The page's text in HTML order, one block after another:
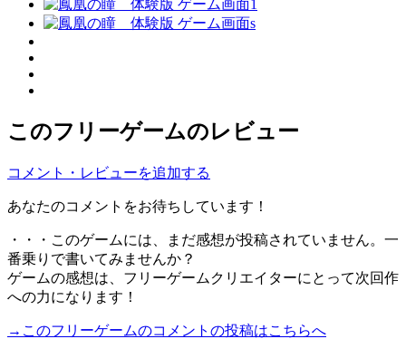
このフリーゲームのレビュー
コメント・レビューを追加する
あなたのコメントをお待ちしています！
・・・このゲームには、まだ感想が投稿されていません。一
番乗りで書いてみませんか？
ゲームの感想は、フリーゲームクリエイターにとって次回作
への力になります！
→このフリーゲームのコメントの投稿はこちらへ